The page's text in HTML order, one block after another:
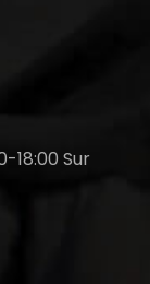
18:00 Sur